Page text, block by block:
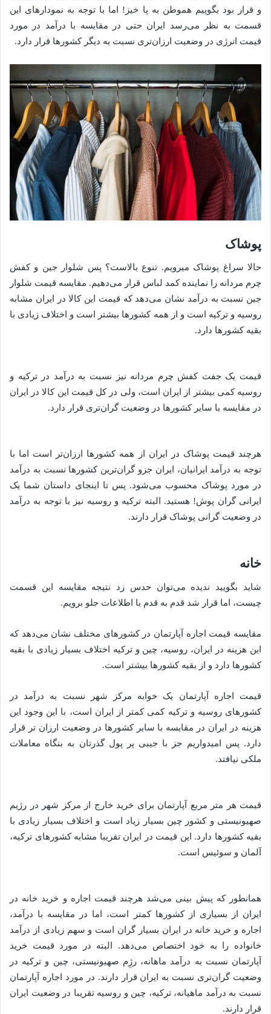
و قرار بود بگوییم هموطن به پا خیز! اما با توجه به نمودارهای این
قسمت به نظر می‌رسد ایران حتی در مقایسه با درآمد در مورد
قیمت انرژی در وضعیت ارزان‌تری نسبت به دیگر کشورها قرار دارد.
پوشاک
حالا سراغ پوشاک میرویم. تنوع بالاست؟ پس شلوار جین و کفش
چرم مردانه را نماینده کمد لباس قرار می‌دهیم. مقایسه قیمت شلوار
جین نسبت به درآمد نشان می‌دهد که قیمت این کالا در ایران مشابه
روسیه و ترکیه است و از همه کشورها بیشتر است و اختلاف زیادی با
بقیه کشورها دارد.
قیمت یک جفت کفش چرم مردانه نیز نسبت به درآمد در ترکیه و
روسیه کمی بیشتر از ایران است، ولی در کل قیمت این کالا در ایران
در مقایسه با سایر کشورها در وضعیت گران‌تری قرار دارد.
هرچند قیمت پوشاک در ایران از همه کشورها ارزان‌تر است اما با
توجه به درآمد ایرانیان، ایران جزو گران‌ترین کشورها نسبت به درآمد
در مورد پوشاک محسوب می‌شود. پس تا اینجای داستان شما یک
ایرانی گران پوش! هستید. البته ترکیه و روسیه نیز با توجه به درآمد
در وضعیت گرانی پوشاک قرار دارند.
خانه
شاید بگویید ندیده می‌توان حدس زد نتیجه مقایسه این قسمت
چیست، اما قرار شد قدم به قدم با اطلاعات جلو برویم.
مقایسه قیمت اجاره آپارتمان در کشورهای مختلف نشان می‌دهد که
این هزینه در ایران، روسیه، چین و ترکیه اختلاف بسیار زیادی با بقیه
کشورها دارد و از بقیه کشورها بیشتر است.
قیمت اجاره آپارتمان یک خوابه مرکز شهر نسبت به درآمد در
کشورهای روسیه و ترکیه کمی کمتر از ایران است، با این وجود این
هزینه در ایران در مقایسه با سایر کشورها در وضعیت ارزان تر قرار
دارد. پس امیدواریم جز با جیبی پر پول گذرتان به بنگاه معاملات
ملکی نیافتد.
قیمت هر متر مربع آپارتمان برای خرید خارج از مرکز شهر در رژیم
صهیونیستی و کشور چین بسیار زیاد است و اختلاف بسیار زیادی با
بقیه کشورها دارد. این قیمت در ایران تقریبا مشابه کشورهای ترکیه،
آلمان و سوئیس است.
همانطور که پیش بینی می‌شد هرچند قیمت اجاره و خرید خانه در
ایران از بسیاری از کشورها کمتر است، اما در مقایسه با درآمد،
اجاره و خرید خانه در ایران بسیار گران است و سهم زیادی از درآمد
خانواده را به خود اختصاص می‌دهد. البته در مورد قیمت خرید
آپارتمان نسبت به درآمد ماهانه، رژِم صهیونیستی، چین و ترکیه در
وضعیت گران‌تری نسبت به ایران قرار دارند. در مورد اجاره آپارتمان
نسبت به درآمد ماهیانه، ترکیه، چین و روسیه تقریبا در وضعیت ایران
قرار دارند.